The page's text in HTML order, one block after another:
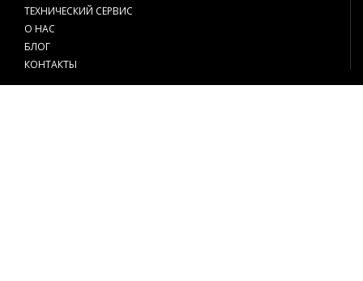
ТЕХНИЧЕСКИЙ СЕРВИС
О НАС
БЛОГ
КОНТАКТЫ